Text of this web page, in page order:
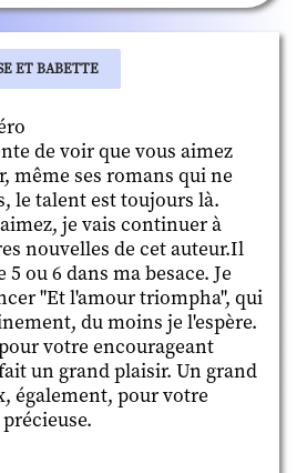
ET BABETTE
de voir que vous aimez
même ses romans qui ne
le talent est toujours là.
je vais continuer à
nouvelles de cet auteur.Il
ou 6 dans ma besace. Je
"Et l'amour triompha", qui
du moins je l'espère.
votre encourageant
un grand plaisir. Un grand
également, pour votre